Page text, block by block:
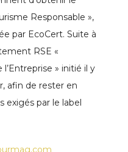
Responsable »,
par EcoCert. Suite à
RSE «
» initié il y
afin de rester en
exigés par le label